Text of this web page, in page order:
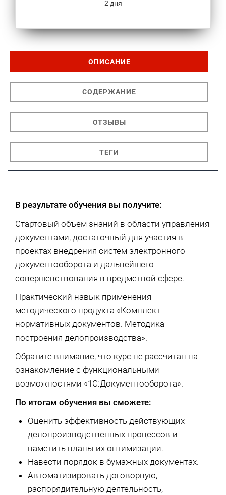
2 дня
ОПИСАНИЕ
СОДЕРЖАНИЕ
ОТЗЫВЫ
ТЕГИ
В результате обучения вы получите:
Стартовый объем знаний в области управления
документами, достаточный для участия в
проектах внедрения систем электронного
документооборота и дальнейшего
совершенствования в предметной сфере.
Практический навык применения
методического продукта «Комплект
нормативных документов. Методика
построения делопроизводства».
Обратите внимание, что курс не рассчитан на
ознакомление с функциональными
возможностями «1С:Документооборота».
По итогам обучения вы сможете:
Оценить эффективность действующих
делопроизводственных процессов и
наметить планы их оптимизации.
Навести порядок в бумажных документах.
Автоматизировать договорную,
распорядительную деятельность,